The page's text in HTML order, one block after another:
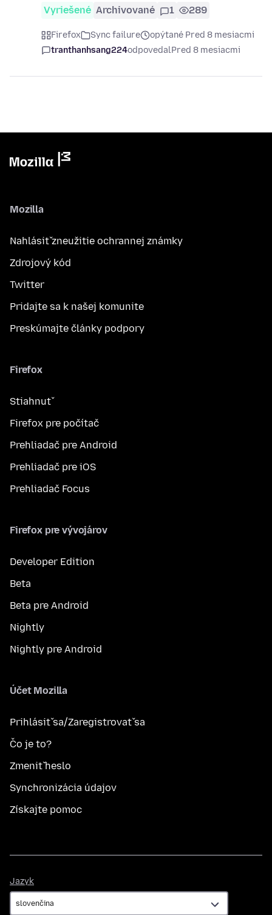
Vyriešené Archivované 1 289
Firefox Sync failure
opýtané Pred 8 mesiacmi
tranthanhsang224odpovedalPred 8 mesiacmi
Mozilla
Nahlásiť zneužitie ochrannej známky
Zdrojový kód
Twitter
Pridajte sa k našej komunite
Preskúmajte články podpory
Firefox
Stiahnuť
Firefox pre počítač
Prehliadač pre Android
Prehliadač pre iOS
Prehliadač Focus
Firefox pre vývojárov
Developer Edition
Beta
Beta pre Android
Nightly
Nightly pre Android
Účet Mozilla
Prihlásiť sa/Zaregistrovať sa
Čo je to?
Zmeniť heslo
Synchronizácia údajov
Získajte pomoc
Jazyk